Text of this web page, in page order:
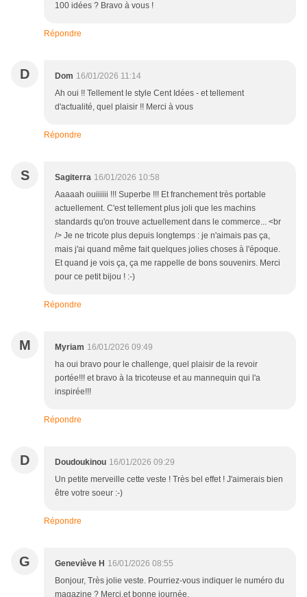
100 idées ? Bravo à vous !
Répondre
D Dom 16/01/2026 11:14
Ah oui !! Tellement le style Cent Idées - et tellement
d'actualité, quel plaisir !! Merci à vous
Répondre
S Sagiterra 16/01/2026 10:58
Aaaaah ouiiiiii !!! Superbe !!! Et franchement très portable
actuellement. C'est tellement plus joli que les machins
standards qu'on trouve actuellement dans le commerce... <br
/> Je ne tricote plus depuis longtemps : je n'aimais pas ça,
mais j'ai quand même fait quelques jolies choses à l'époque.
Et quand je vois ça, ça me rappelle de bons souvenirs. Merci
pour ce petit bijou ! :-)
Répondre
M Myriam 16/01/2026 09:49
ha oui bravo pour le challenge, quel plaisir de la revoir
portée!!! et bravo à la tricoteuse et au mannequin qui l'a
inspirée!!!
Répondre
D Doudoukinou 16/01/2026 09:29
Un petite merveille cette veste ! Très bel effet ! J'aimerais bien
être votre soeur :-)
Répondre
G Geneviève H 16/01/2026 08:55
Bonjour, Très jolie veste. Pourriez-vous indiquer le numéro du
magazine ? Merci.et bonne journée.